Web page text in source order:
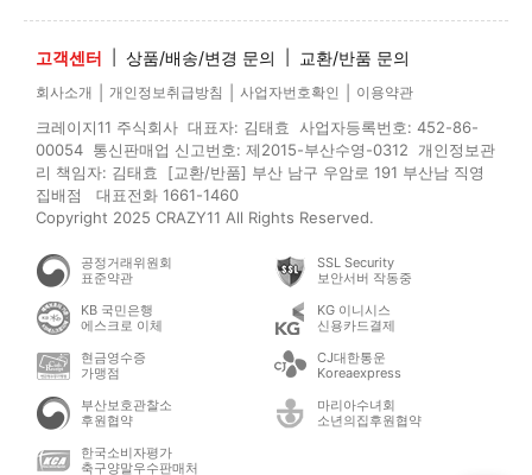
고객센터 상품/배송/변경 문의 교환/반품 문의
회사소개 개인정보취급방침 사업자번호확인 이용약관
크레이지11 주식회사 대표자: 김태효 사업자등록번호: 452-86-
00054 통신판매업 신고번호: 제2015-부산수영-0312 개인정보관
리 책임자: 김태효 [교환/반품] 부산 남구 우암로 191 부산남 직영
집배점 대표전화 1661-1460
Copyright 2025 CRAZY11 All Rights Reserved.
공정거래위원회
표준약관
SSL Security
보안서버 작동중
KB 국민은행
에스크로 이체
KG 이니시스
신용카드결제
현금영수증
가맹점
CJ대한통운
Koreaexpress
부산보호관찰소
후원협약
마리아수녀회
소년의집후원협약
한국소비자평가
축구양말우수판매처